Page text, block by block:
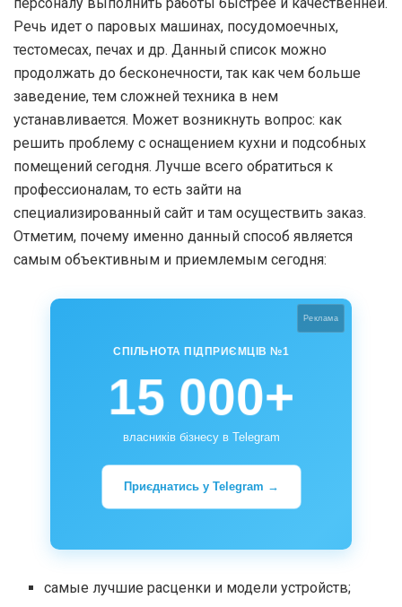
Речь идет о паровых машинах, посудомоечных,
тестомесах, печах и др. Данный список можно
продолжать до бесконечности, так как чем больше
заведение, тем сложней техника в нем
устанавливается. Может возникнуть вопрос: как
решить проблему с оснащением кухни и подсобных
помещений сегодня. Лучше всего обратиться к
профессионалам, то есть зайти на
специализированный сайт и там осуществить заказ.
Отметим, почему именно данный способ является
самым объективным и приемлемым сегодня:
Реклама
СПІЛЬНОТА ПІДПРИЄМЦІВ №1
15 000+
власників бізнесу в Telegram
Приєднатись у Telegram →
самые лучшие расценки и модели устройств;